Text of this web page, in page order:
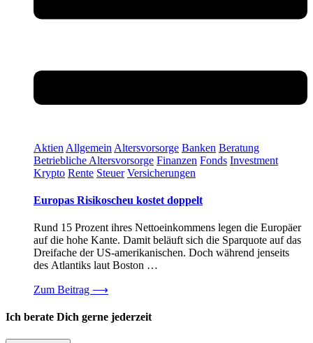
Aktien Allgemein Altersvorsorge Banken Beratung
Betriebliche Altersvorsorge Finanzen Fonds Investment
Krypto Rente Steuer Versicherungen
Europas Risikoscheu kostet doppelt
Rund 15 Prozent ihres Nettoeinkommens legen die Europäer
auf die hohe Kante. Damit beläuft sich die Sparquote auf das
Dreifache der US-amerikanischen. Doch während jenseits
des Atlantiks laut Boston …
Zum Beitrag ⟶
Ich berate Dich gerne jederzeit